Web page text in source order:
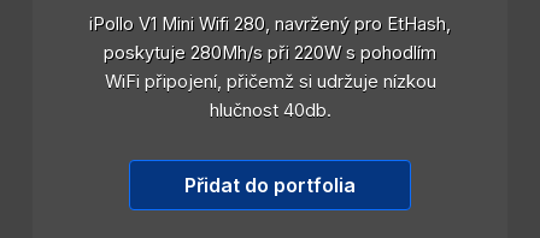
iPollo V1 Mini Wifi 280, navržený pro EtHash,
poskytuje 280Mh/s při 220W s pohodlím
WiFi připojení, přičemž si udržuje nízkou
hlučnost 40db.
Přidat do portfolia